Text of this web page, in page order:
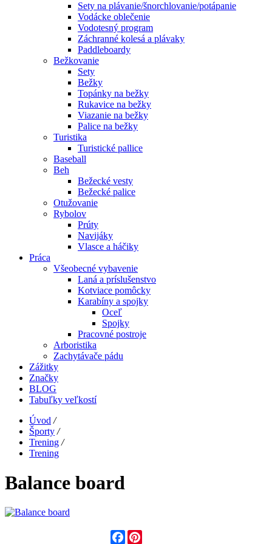
Sety na plávanie/šnorchlovanie/potápanie
Vodácke oblečenie
Vodotesný program
Záchranné kolesá a plávaky
Paddleboardy
Bežkovanie
Sety
Bežky
Topánky na bežky
Rukavice na bežky
Viazanie na bežky
Palice na bežky
Turistika
Turistické pallice
Baseball
Beh
Bežecké vesty
Bežecké palice
Otužovanie
Rybolov
Prúty
Navijáky
Vlasce a háčiky
Práca
Všeobecné vybavenie
Laná a príslušenstvo
Kotviace pomôcky
Karabíny a spojky
Oceľ
Spojky
Pracovné postroje
Arboristika
Zachytávače pádu
Zážitky
Značky
BLOG
Tabuľky veľkostí
Úvod /
Športy /
Trening /
Trening
Balance board
Facebook